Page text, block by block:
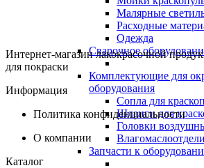
Малярные
Расходные
Одежда
Сварочное
Комплектующие для
оборудования
Сопла для
Шланги для
Головки
Запчасти к
Интернет-магазин лакокрасочной
для покраски
Информация
Политика конфиденциальности
О компании
Каталог